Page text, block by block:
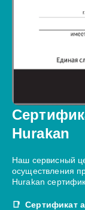
Hurakan
Наш сервисный
осуществления
Hurakan
Сертификат